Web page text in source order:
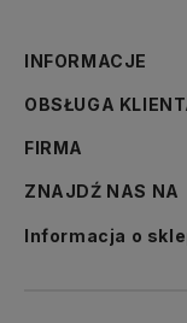
INFORMACJE
OBSŁUGA
FIRMA
ZNAJDŹ NAS NA
Informacja o